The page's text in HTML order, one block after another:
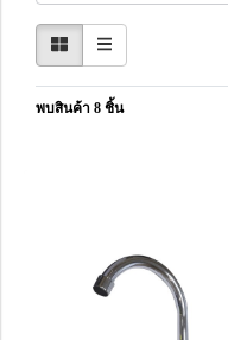
พบสินค้า 8 ชิ้น